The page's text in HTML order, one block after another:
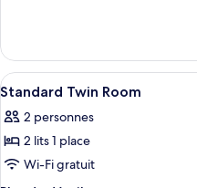
chambre :
Standard
Single
Room
le
type
de
Standard
Single
Afficher
toutes
les
photos
pour
5
Standard Twin Room
2 personnes
2 lits 1 place
Wi-Fi gratuit